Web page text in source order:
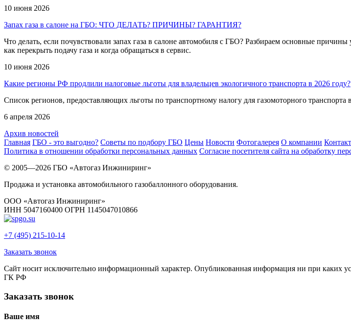
10 июня 2026
Запах газа в салоне на ГБО: ЧТО ДЕЛАТЬ? ПРИЧИНЫ? ГАРАНТИЯ?
Что делать, если почувствовали запах газа в салоне автомобиля с ГБО? Разбираем основные
как перекрыть подачу газа и когда обращаться в сервис.
10 июня 2026
Какие регионы РФ продлили налоговые льготы для владельцев экологичного транспорта в 2026 году?
Список регионов, предоставляющих льготы по транспортному налогу для газомоторного транспорта
6 апреля 2026
Архив новостей
Главная ГБО - это выгодно? Советы по подбору ГБО Цены Новости Фотогалерея О компании
Политика в отношении обработки персональных данных Согласие посетителя сайта на обработку
© 2005—2026 ГБО «Автогаз Инжиниринг»
Продажа и установка автомобильного газобаллонного оборудования.
ООО «Автогаз Инжиниринг»
ИНН 5047160400 ОГРН 1145047010866
+7 (495) 215-10-14
Заказать звонок
Сайт носит исключительно информационный характер. Опубликованная информация ни при каких
ГК РФ
Заказать звонок
Ваше имя